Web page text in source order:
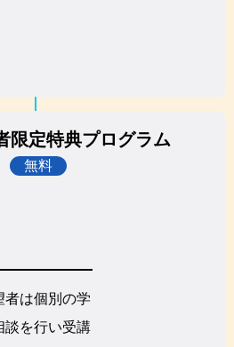
限定特典プログラム
無料
者は個別の学
談を行い受講